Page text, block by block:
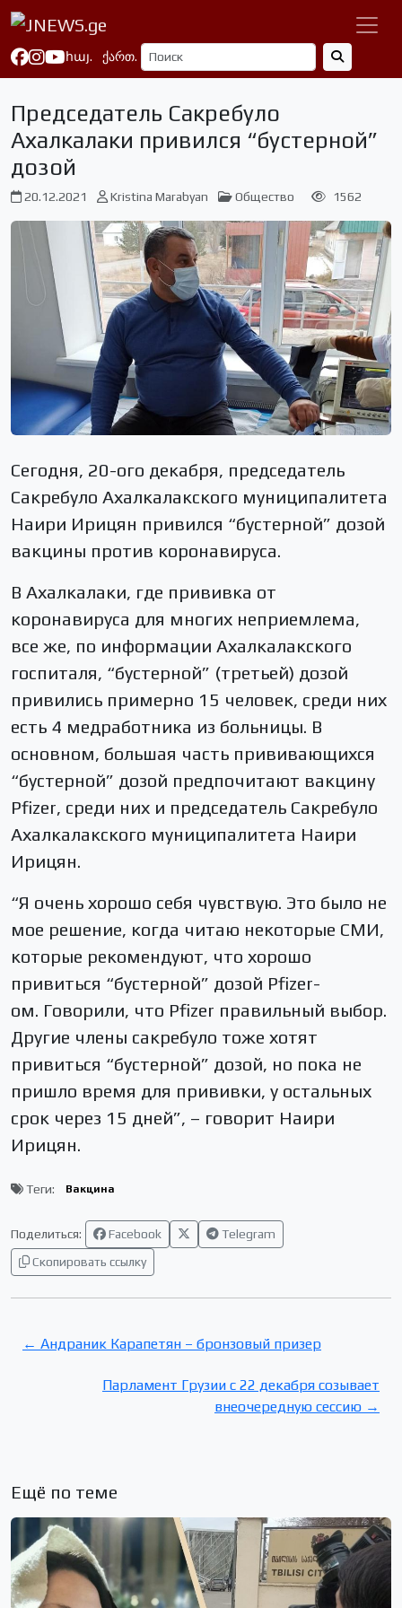
հայ. ქართ.
Председатель Сакребуло
Ахалкалаки привился “бустерной”
дозой
20.12.2021 Kristina Marabyan Общество 1562
Сегодня, 20-ого декабря, председатель
Сакребуло Ахалкалакского муниципалитета
Наири Ирицян привился “бустерной” дозой
вакцины против коронавируса.
В Ахалкалаки, где прививка от
коронавируса для многих неприемлема,
все же, по информации Ахалкалакского
госпиталя, “бустерной” (третьей) дозой
привились примерно 15 человек, среди них
есть 4 медработника из больницы. В
основном, большая часть прививающихся
“бустерной” дозой предпочитают вакцину
Pfizer, среди них и председатель Сакребуло
Ахалкалакского муниципалитета Наири
Ирицян.
“Я очень хорошо себя чувствую. Это было не
мое решение, когда читаю некоторые СМИ,
которые рекомендуют, что хорошо
привиться “бустерной” дозой Pfizer-
ом. Говорили, что Pfizer правильный выбор.
Другие члены сакребуло тоже хотят
привиться “бустерной” дозой, но пока не
пришло время для прививки, у остальных
срок через 15 дней”, – говорит Наири
Ирицян.
Теги: Вакцина
Поделиться: Facebook
Telegram
Скопировать ссылку
← Андраник Карапетян – бронзовый призер
Парламент Грузии с 22 декабря созывает
внеочередную сессию →
Ещё по теме